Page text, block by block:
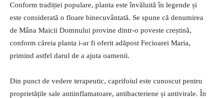
Conform tradiției populare, planta este învăluită în legende și
este considerată o floare binecuvântată. Se spune că denumirea
de Mâna Maicii Domnului provine dintr-o poveste creștină,
conform căreia planta i-ar fi oferit adăpost Fecioarei Maria,
primind astfel darul de a ajuta oamenii.
Din punct de vedere terapeutic, caprifoiul este cunoscut pentru
proprietățile sale antiinflamatoare, antibacteriene și antivirale. În